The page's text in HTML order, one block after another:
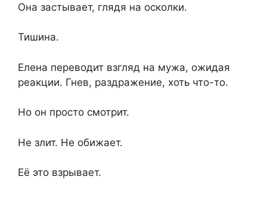
Она застывает, глядя на осколки.
Тишина.
Елена переводит взгляд на мужа, ожидая
реакции. Гнев, раздражение, хоть что-то.
Но он просто смотрит.
Не злит. Не обижает.
Её это взрывает.